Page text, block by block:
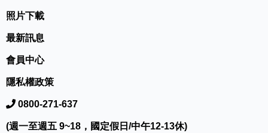
照片下載
最新訊息
會員中心
隱私權政策
0800-271-637
(週一至週五 9~18，國定假日/中午12-13休)